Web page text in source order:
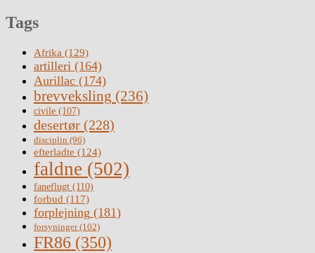
Tags
Afrika (129)
artilleri (164)
Aurillac (174)
brevveksling (236)
civile (107)
desertør (228)
disciplin (96)
efterladte (124)
faldne (502)
faneflugt (110)
forbud (117)
forplejning (181)
forsyninger(102)
FR86 (350)